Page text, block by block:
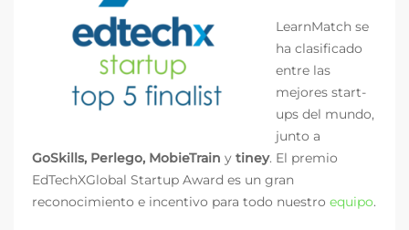
LearnMatch se
ha clasificado
entre las
mejores start-
ups del mundo,
junto a
GoSkills, Perlego, MobieTrain y tiney. El premio
EdTechXGlobal Startup Award es un gran
reconocimiento e incentivo para todo nuestro equipo.